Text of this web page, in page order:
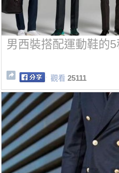
男西裝搭配運動鞋的
觀看 25111